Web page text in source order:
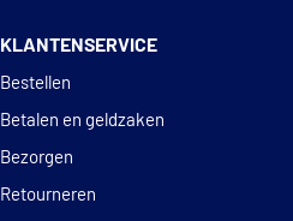
KLANTENSERVICE
Bestellen
Betalen en geldzaken
Bezorgen
Retourneren